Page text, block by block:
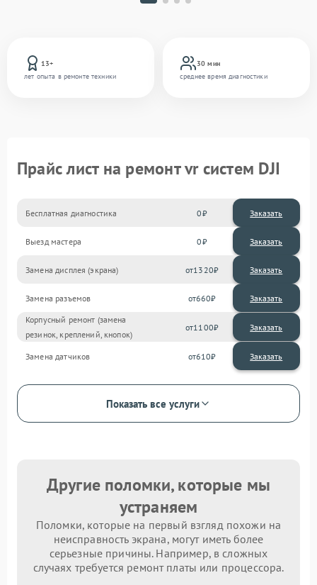
13+
лет опыта в ремонте техники
30 мин
среднее время диагностики
Прайс лист на ремонт vr систем DJI
Бесплатная диагностика 0 Заказать
Выезд мастера 0 Заказать
Замена дисплея (экрана) 1320
Замена разъемов 660
Корпусный ремонт (замена
резинок, креплений, кнопок)
1100
Замена датчиков 610
Показать все услуги
Другие поломки, которые мы
устраняем
Поломки, которые на первый взгляд похожи на
неисправность экрана, могут иметь более
серьезные причины. Например, в сложных
случаях требуется ремонт платы или процессора.